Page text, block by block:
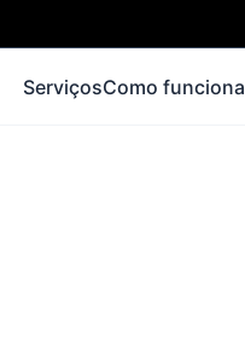
ServiçosComo funciona